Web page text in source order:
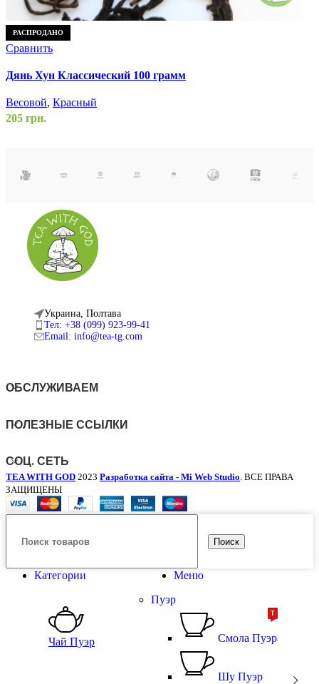
РАСПРОДАНО
Сравнить
Дянь Хун Классический 100 грамм
Весовой, Красный
205 грн.
Украина, Полтава
Тел: +38 (099) 923-99-41
Email: info@tea-tg.com
ОБСЛУЖИВАЕМ
ПОЛЕЗНЫЕ ССЫЛКИ
СОЦ. СЕТЬ
TEA WITH GOD 2023 Разработка сайта - Mi Web Studio. ВСЕ ПРАВА
ЗАЩИЩЕНЫ
Поиск
Меню
Категории
Чай Пуэр
Пуэр
Смола Пуэра
ТОП
Шу Пуэр